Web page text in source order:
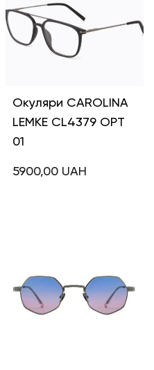
Окуляри CAROLINA
LEMKE CL4379 OPT
01
5900,00 UAH